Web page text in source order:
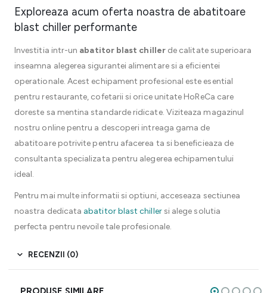
Exploreaza acum oferta noastra de abatitoare
blast chiller performante
Investitia intr-un abatitor blast chillerde calitate superioara
inseamna alegerea sigurantei alimentare si a eficientei
operationale. Acest echipament profesional este esential
pentru restaurante, cofetarii si orice unitate HoReCa care
doreste sa mentina standarde ridicate. Viziteaza magazinul
nostru online pentru a descoperi intreaga gama de
abatitoare potrivite pentru afacerea ta si beneficieaza de
consultanta specializata pentru alegerea echipamentului
ideal.
Pentru mai multe informatii si optiuni, acceseaza sectiunea
noastra dedicata abatitor blast chillersi alege solutia
perfecta pentru nevoile tale profesionale.
RECENZII (0)